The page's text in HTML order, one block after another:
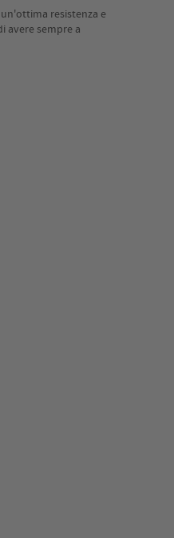
resistenza e
avere sempre a